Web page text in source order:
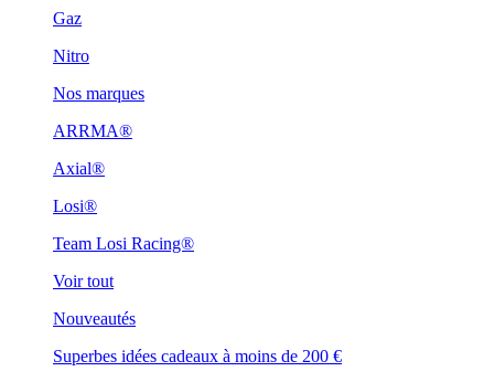
Gaz
Nitro
Nos marques
ARRMA®
Axial®
Losi®
Team Losi Racing®
Voir tout
Nouveautés
Superbes idées cadeaux à moins de 200 €